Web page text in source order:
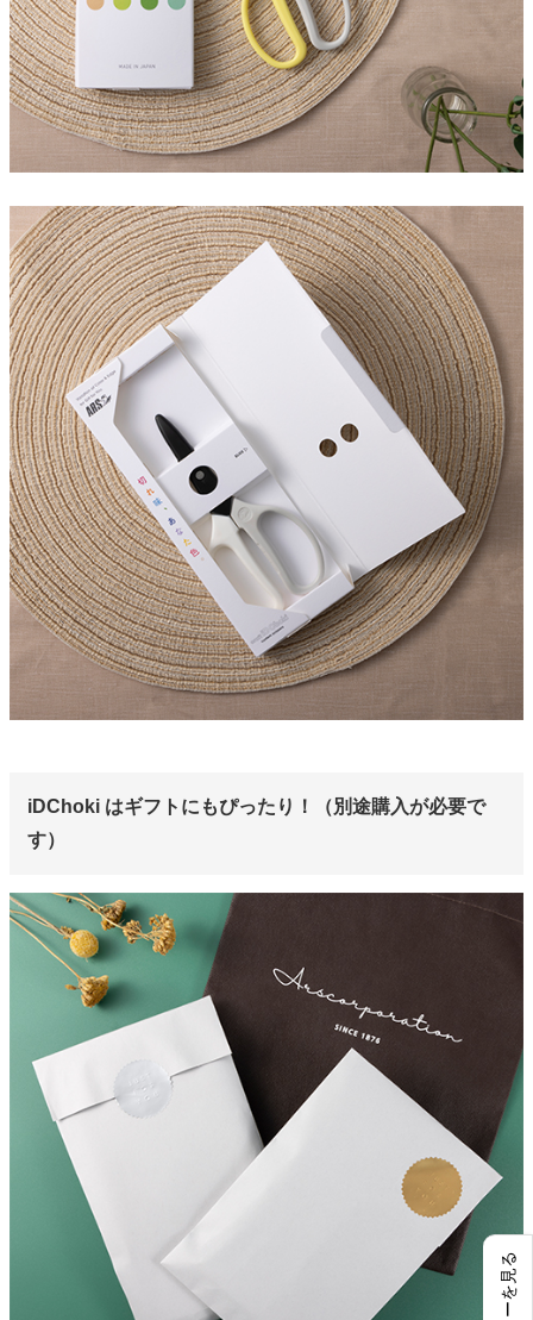
iDChoki はギフトにもぴったり！（別途購入が必要で
す）